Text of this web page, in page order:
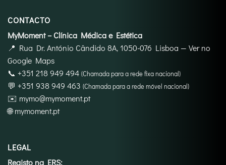
CONTACTO
MyMoment – Clínica Médica e Estética
📍 Rua Dr. António Cândido 8A, 1050-076 Lisboa — Ver no
Google Maps
📞 +351 218 949 494 (Chamada para a rede fixa nacional)
💬 +351 938 949 463 (Chamada para a rede móvel nacional)
✉️ mymo@mymoment.pt
🌐mymoment.pt
LEGAL
Registo na ERS: